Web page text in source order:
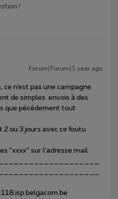
!
Forum|Forum|1 year ago
ce n’est pas une campagne
de simples envois à des
que pécédement tout
2 ou 3 jours avec ce foutu
“xxxx” sur l’adresse mail